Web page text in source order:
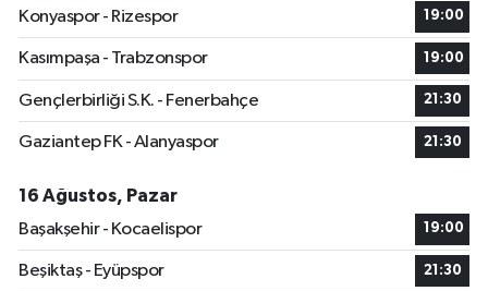
Konyaspor - Rizespor
19:00
Kasımpaşa - Trabzonspor 19:00
Gençlerbirliği S.K. - Fenerbahçe 21:30
Gaziantep FK - Alanyaspor 21:30
16 Ağustos, Pazar
Başakşehir - Kocaelispor
19:00
Beşiktaş - Eyüpspor 21:30